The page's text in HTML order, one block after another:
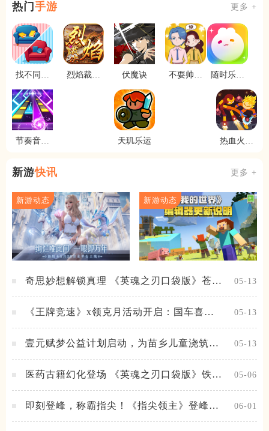
热门 手游 更多 +
找不同达
烈焰裁决
伏魔诀
不耍帅是
随时乐点
节奏音乐
天玑乐运
热血火柴
新游快讯 更多 +
新游动态 新游动态
奇思妙想解锁真理 《英魂之刃口袋版》苍天
05-13
《王牌竞速》x领克月活动开启：国车喜迎
05-13
壹元赋梦公益计划启动，为苗乡儿童浇筑梦
05-13
医药古籍幻化登场 《英魂之刃口袋版》铁扇
05-06
即刻登峰，称霸指尖！《指尖领主》登峰测
06-01